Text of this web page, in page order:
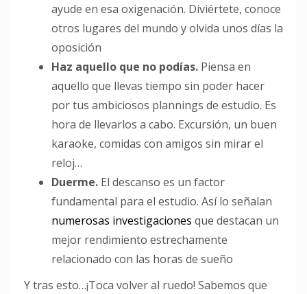
ayude en esa oxigenación. Diviértete, conoce
otros lugares del mundo y olvida unos días la
oposición
Haz aquello que no podías. Piensa en
aquello que llevas tiempo sin poder hacer
por tus ambiciosos plannings de estudio. Es
hora de llevarlos a cabo. Excursión, un buen
karaoke, comidas con amigos sin mirar el
reloj…
Duerme. El descanso es un factor
fundamental para el estudio. Así lo señalan
numerosas investigaciones que destacan un
mejor rendimiento estrechamente
relacionado con las horas de sueño
Y tras esto…¡Toca volver al ruedo! Sabemos que